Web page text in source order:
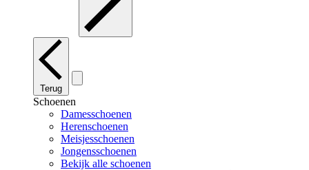
Terug
Schoenen
Damesschoenen
Herenschoenen
Meisjesschoenen
Jongensschoenen
Bekijk alle schoenen